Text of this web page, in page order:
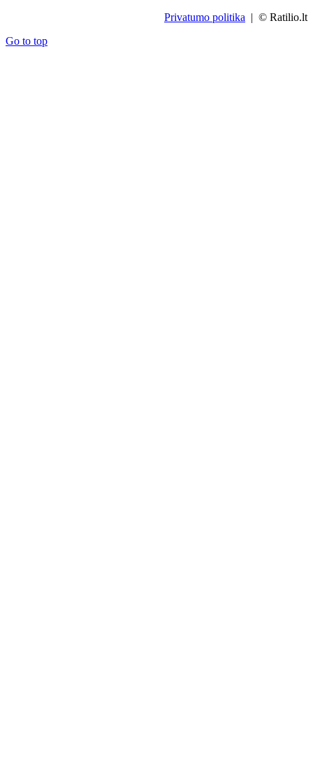
Privatumo politika | © Ratilio.lt
Go to top